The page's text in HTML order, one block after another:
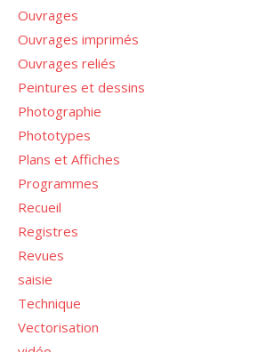
Ouvrages
Ouvrages imprimés
Ouvrages reliés
Peintures et dessins
Photographie
Phototypes
Plans et Affiches
Programmes
Recueil
Registres
Revues
saisie
Technique
Vectorisation